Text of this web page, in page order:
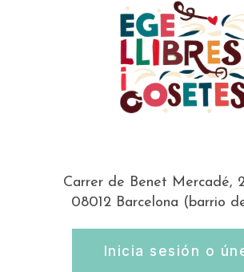
Carrer de Benet Mercadé,
08012 Barcelona (barrio
Inicia sesión o